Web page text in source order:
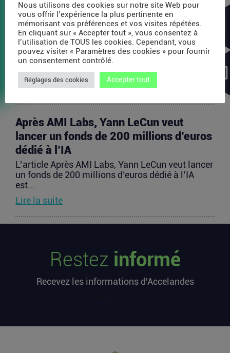
L’UE lance la deuxième phase de son
plan pour investir jusqu’à 80 milliards
d’euros dans les startups européennes
L’article L’UE lance la deuxième phase de son
plan pour investir jusqu’à 80 milliards...
Lire la suite
Après AMI Labs, Yann LeCun veut
lancer un fonds de 200 millions d’euros
dédié à l’IA
L’article Après AMI Labs, Yann LeCun veut lancer
un fonds de 200 millions d’euros dédié à l’IA
est...
Lire la suite
millions d’euros cette semaine
L’article Les startups françaises ont levé 113
premier sur...
Restez informé
Recevez les informations d'Accelandes
Nous utilisons des cookies sur notre site Web pour
vous offrir l’expérience la plus pertinente en
mémorisant vos préférences et vos visites répétées.
En cliquant sur « Accepter tout », vous consentez à
l’utilisation de TOUS les cookies. Cependant, vous
pouvez visiter « Paramètres des cookies » pour fournir
un consentement contrôlé.
Réglages des cookies Accepter tout